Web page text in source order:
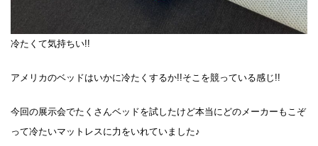
冷たくて気持ちい!!
アメリカのベッドはいかに冷たくするか!!そこを競っている感じ!!
今回の展示会でたくさんベッドを試したけど本当にどのメーカーもこぞ
って冷たいマットレスに力をいれていました♪